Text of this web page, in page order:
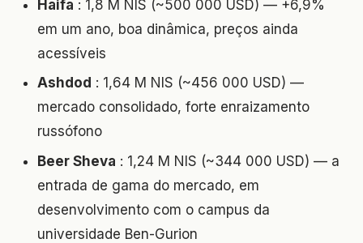
Haifa : 1,8 M NIS (~500 000 USD) — +6,9%
em um ano, boa dinâmica, preços ainda
acessíveis
Ashdod : 1,64 M NIS (~456 000 USD) —
mercado consolidado, forte enraizamento
russófono
Beer Sheva : 1,24 M NIS (~344 000 USD) — a
entrada de gama do mercado, em
desenvolvimento com o campus da
universidade Ben-Gurion